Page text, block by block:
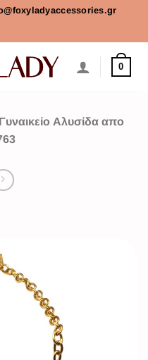
0
Αλυσίδα απο